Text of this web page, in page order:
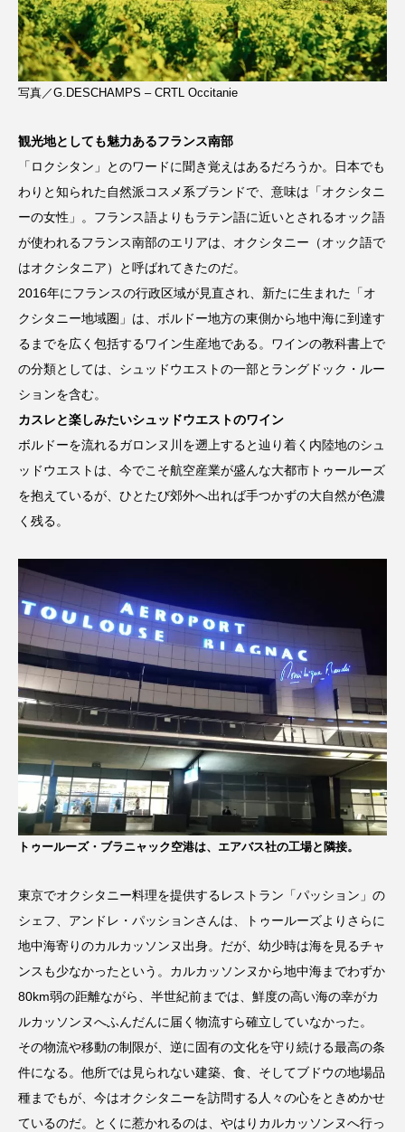
写真／G.DESCHAMPS – CRTL Occitanie
観光地としても魅力あるフランス南部
「ロクシタン」とのワードに聞き覚えはあるだろうか。日本でも
わりと知られた自然派コスメ系ブランドで、意味は「オクシタニ
ーの女性」。フランス語よりもラテン語に近いとされるオック語
が使われるフランス南部のエリアは、オクシタニー（オック語で
はオクシタニア）と呼ばれてきたのだ。
2016年にフランスの行政区域が見直され、新たに生まれた「オ
クシタニー地域圏」は、ボルドー地方の東側から地中海に到達す
るまでを広く包括するワイン生産地である。ワインの教科書上で
の分類としては、シュッドウエストの一部とラングドック・ルー
ションを含む。
カスレと楽しみたいシュッドウエストのワイン
ボルドーを流れるガロンヌ川を遡上すると辿り着く内陸地のシュ
ッドウエストは、今でこそ航空産業が盛んな大都市トゥールーズ
を抱えているが、ひとたび郊外へ出れば手つかずの大自然が色濃
く残る。
トゥールーズ・ブラニャック空港は、エアバス社の工場と隣接。
東京でオクシタニー料理を提供するレストラン「パッション」の
シェフ、アンドレ・パッションさんは、トゥールーズよりさらに
地中海寄りのカルカッソンヌ出身。だが、幼少時は海を見るチャ
ンスも少なかったという。カルカッソンヌから地中海までわずか
80km弱の距離ながら、半世紀前までは、鮮度の高い海の幸がカ
ルカッソンヌへふんだんに届く物流すら確立していなかった。
その物流や移動の制限が、逆に固有の文化を守り続ける最高の条
件になる。他所では見られない建築、食、そしてブドウの地場品
種までもが、今はオクシタニーを訪問する人々の心をときめかせ
ているのだ。とくに惹かれるのは、やはりカルカッソンヌへ行っ